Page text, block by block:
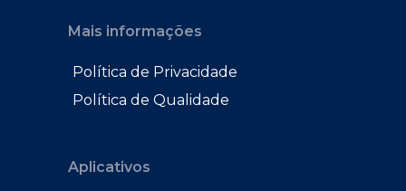
Mais informações
Política de Privacidade
Política de Qualidade
Aplicativos